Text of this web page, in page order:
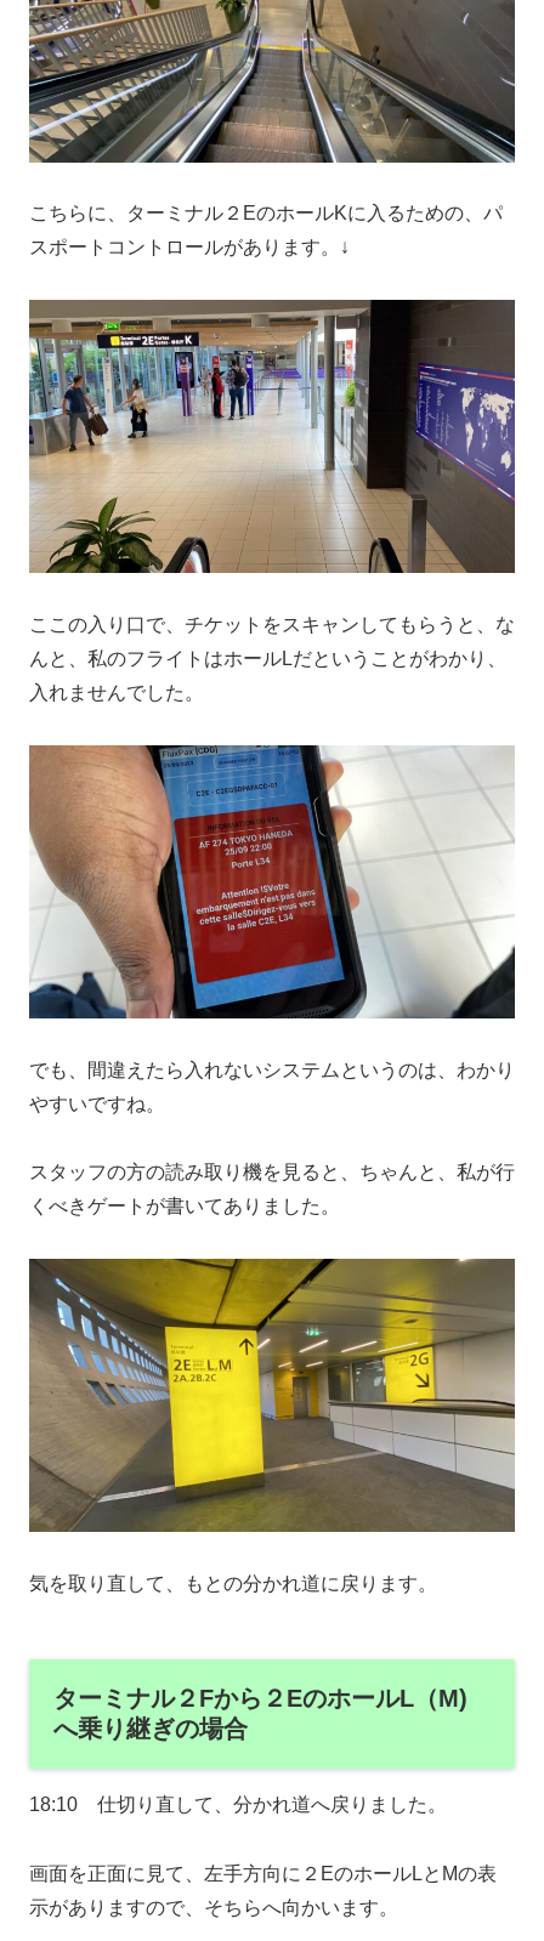
こちらに、ターミナル２EのホールKに入るための、パ
スポートコントロールがあります。↓
ここの入り口で、チケットをスキャンしてもらうと、な
んと、私のフライトはホールLだということがわかり、
入れませんでした。
でも、間違えたら入れないシステムというのは、わかり
やすいですね。
スタッフの方の読み取り機を見ると、ちゃんと、私が行
くべきゲートが書いてありました。
気を取り直して、もとの分かれ道に戻ります。
ターミナル２Fから２EのホールL（M)
へ乗り継ぎの場合
18:10 仕切り直して、分かれ道へ戻りました。
画面を正面に見て、左手方向に２EのホールLとMの表
示がありますので、そちらへ向かいます。